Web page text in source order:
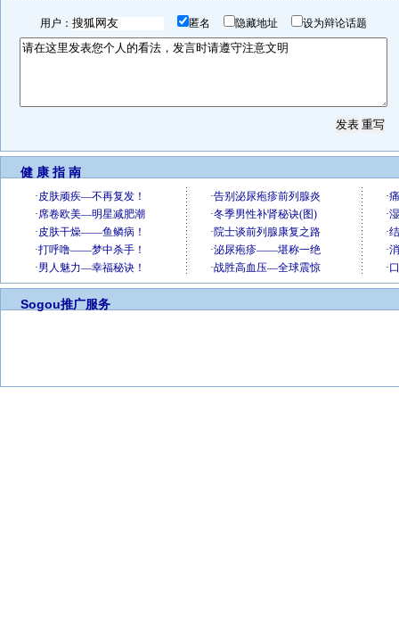
用户： 匿名 隐藏地址 设为辩论话题
健 康 指 南
Sogou推广服务